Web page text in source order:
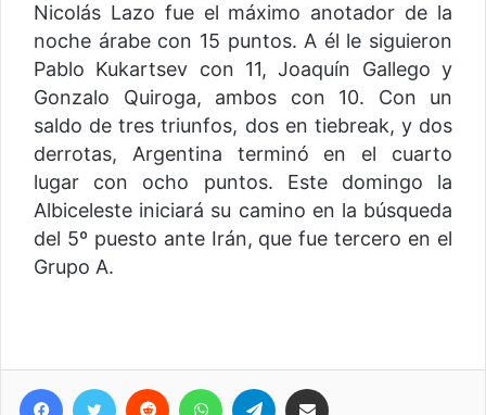
Nicolás Lazo fue el máximo anotador de la
noche árabe con 15 puntos. A él le siguieron
Pablo Kukartsev con 11, Joaquín Gallego y
Gonzalo Quiroga, ambos con 10. Con un
saldo de tres triunfos, dos en tiebreak, y dos
derrotas, Argentina terminó en el cuarto
lugar con ocho puntos. Este domingo la
Albiceleste iniciará su camino en la búsqueda
del 5º puesto ante Irán, que fue tercero en el
Grupo A.
Telegram